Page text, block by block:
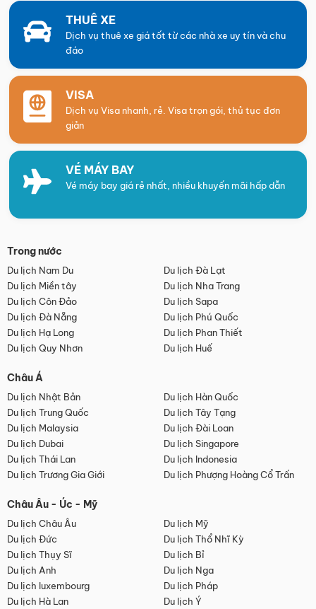
THUÊ XE
Dịch vụ thuê xe giá tốt từ các nhà xe uy tín và chu
đáo
VISA
Dịch vụ Visa nhanh, rẻ. Visa trọn gói, thủ tục đơn
giản
VÉ MÁY BAY
Vé máy bay giá rẻ nhất, nhiều khuyến mãi hấp dẫn
Trong nước
Du lịch Nam Du
Du lịch Đà Lạt
Du lịch Miền tây
Du lịch Nha Trang
Du lịch Côn Đảo
Du lịch Sapa
Du lịch Đà Nẵng
Du lịch Phú Quốc
Du lịch Hạ Long
Du lịch Phan Thiết
Du lịch Quy Nhơn
Du lịch Huế
Châu Á
Du lịch Nhật Bản
Du lịch Hàn Quốc
Du lịch Trung Quốc
Du lịch Tây Tạng
Du lịch Malaysia
Du lịch Đài Loan
Du lịch Dubai
Du lịch Singapore
Du lịch Thái Lan
Du lịch Indonesia
Du lịch Trương Gia Giới
Du lịch Phượng Hoàng Cổ Trấn
Châu Âu - Úc - Mỹ
Du lịch Châu Âu
Du lịch Mỹ
Du lịch Đức
Du lịch Thổ Nhĩ Kỳ
Du lịch Thụy Sĩ
Du lịch Bỉ
Du lịch Anh
Du lịch Nga
Du lịch luxembourg
Du lịch Pháp
Du lịch Hà Lan
Du lịch Ý